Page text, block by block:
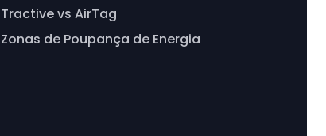
Tractive vs AirTag
Zonas de Poupança de Energia